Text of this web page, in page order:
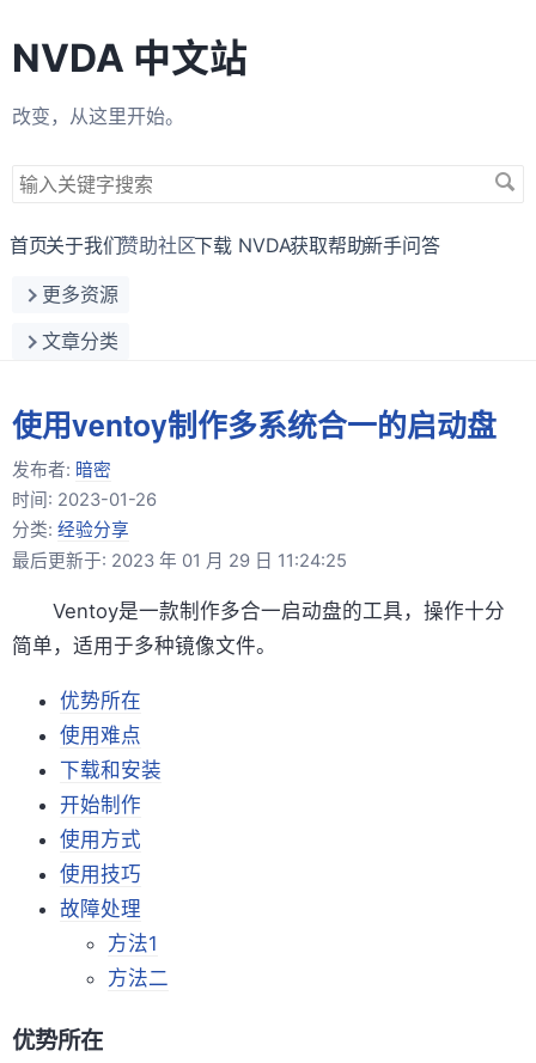
NVDA 中文站
改变，从这里开始。
搜
关
字
首页关于我们赞助社区下载 NVDA获取帮助新手问答
更多资源
文章分类
使用ventoy制作多系统合一的启动盘
发布者: 暗密
时间: 2023-01-26
分类: 经验分享
最后更新于: 2023 年 01 月 29 日 11:24:25
Ventoy是一款制作多合一启动盘的工具，操作十分
简单，适用于多种镜像文件。
优势所在
使用难点
下载和安装
开始制作
使用方式
使用技巧
故障处理
方法1
方法二
优势所在